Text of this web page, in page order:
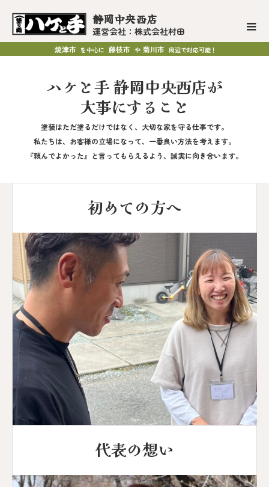
静岡中央西店
運営会社：株式会社村田
焼津市 を中心に 藤枝市 や 菊川市 周辺で対応可能！
ハケと手 静岡中央西店が
大事にすること
塗装はただ塗るだけではなく、大切な家を守る仕事です。
私たちは、お客様の立場になって、一番良い方法を考えます。
『頼んでよかった』と言ってもらえるよう、誠実に向き合います。
初めての方へ
代表の想い